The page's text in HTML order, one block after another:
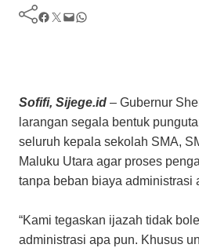
Facebook Twitter Mail WhatsApp
Sofifi, Sijege.id – Gubernur
larangan segala bentuk
seluruh kepala sekolah SMA,
Maluku Utara agar proses
tanpa beban biaya administrasi
“Kami tegaskan ijazah tidak
administrasi apa pun. Khusus